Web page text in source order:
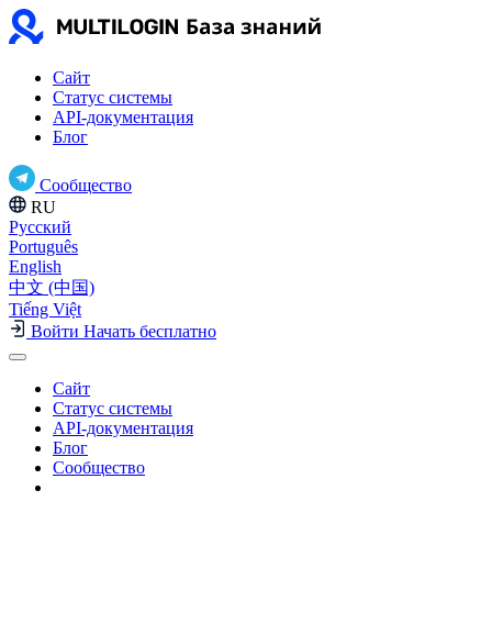
Сайт
Статус системы
API-документация
Блог
Сообщество
RU
Русский
Português
English
中文 (中国)
Tiếng Việt
Войти Начать бесплатно
Сайт
Статус системы
API-документация
Блог
Сообщество